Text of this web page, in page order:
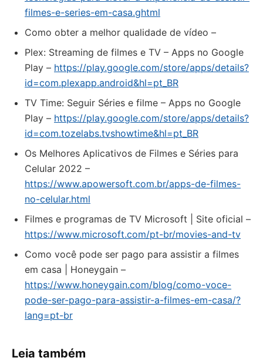
filmes-e-series-em-casa.ghtml
Como obter a melhor qualidade de vídeo –
Plex: Streaming de filmes e TV – Apps no Google
Play – https://play.google.com/store/apps/details?
id=com.plexapp.android&hl=pt_BR
TV Time: Seguir Séries e filme – Apps no Google
Play – https://play.google.com/store/apps/details?
id=com.tozelabs.tvshowtime&hl=pt_BR
Os Melhores Aplicativos de Filmes e Séries para
Celular 2022 –
https://www.apowersoft.com.br/apps-de-filmes-
no-celular.html
Filmes e programas de TV Microsoft | Site oficial –
https://www.microsoft.com/pt-br/movies-and-tv
Como você pode ser pago para assistir a filmes
em casa | Honeygain –
https://www.honeygain.com/blog/como-voce-
pode-ser-pago-para-assistir-a-filmes-em-casa/?
lang=pt-br
Leia também